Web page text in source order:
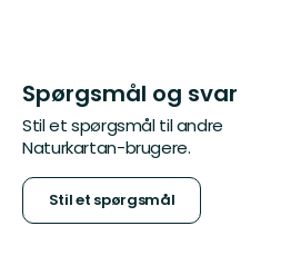
Spørgsmål og svar
Stil et spørgsmål til andre
Naturkartan-brugere.
Stil et spørgsmål